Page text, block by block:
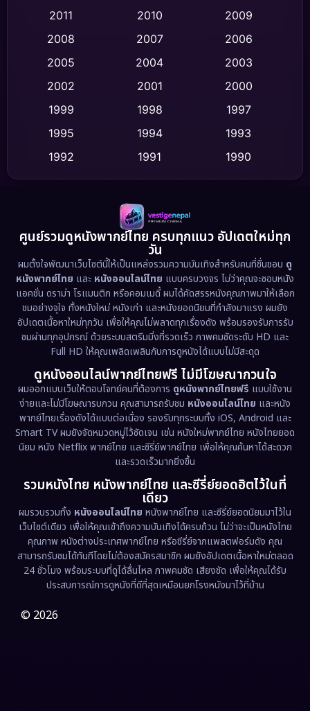
Crime อาชญากรรม (520)
Cult Film
Dance เต้น (10)
Detective สืบสวน (75)
Disaster (13)
Disney+ (5)
Documentary สารคดี (93)
Drama ดราม่า (1,486)
Dystopian (17)
Emotional (61)
Epic มหากาพย์ (221)
Erotic (36)
Family ครอบครัว (369)
Fantasy จินตนาการ (331)
Fiction (9)
Film (57)
Gothic
2011
2010
2009
2008
2007
2006
2005
2004
2003
2002
2001
2000
1999
1998
1997
1995
1994
1993
1992
1991
1990
1989
1988
1986
1983
1978
1974
1962
ศูนย์รวมดูหนังพากย์ไทย ครบทุกแนว อัปเดตใหม่ทุก
วัน
ผมตั้งใจพัฒนาเว็บไซต์นี้ให้เป็นแหล่งรวมความบันเทิงสำหรับคนที่ชื่นชอบ ดู
หนังพากย์ไทย และ หนังออนไลน์ไทย แบบครบวงจร ไม่ว่าคุณจะชอบหนัง
แอคชั่น ดราม่า โรแมนติก หรือคอมเมดี้ ผมได้คัดสรรหนังคุณภาพมาให้เลือก
ชมอย่างจุใจ ทั้งหนังใหม่ หนังเก่า และหนังยอดนิยมที่กำลังมาแรง ผมยัง
อัปเดตเนื้อหาใหม่ทุกวัน เพื่อให้คุณไม่พลาดทุกเรื่องดัง พร้อมรองรับการรับ
ชมผ่านทุกอุปกรณ์ ด้วยระบบสตรีมมิ่งที่รวดเร็ว ภาพคมชัดระดับ HD และ
Full HD ให้คุณเพลิดเพลินกับการดูหนังได้แบบไม่มีสะดุด
ดูหนังออนไลน์พากย์ไทยฟรี ไม่มีโฆษณากวนใจ
ผมออกแบบเว็บให้ตอบโจทย์คนที่ต้องการ ดูหนังพากย์ไทยฟรี แบบใช้งาน
ง่ายและไม่มีโฆษณารบกวน คุณสามารถรับชม หนังออนไลน์ไทย และหนัง
พากย์ไทยเรื่องดังได้แบบต่อเนื่อง รองรับทุกระบบทั้ง iOS, Android และ
Smart TV ผมยังจัดหมวดหมู่ไว้ชัดเจน เช่น หนังใหม่พากย์ไทย หนังไทยยอด
นิยม หนัง Netflix พากย์ไทย และซีรี่ย์พากย์ไทย เพื่อให้คุณค้นหาได้สะดวก
และรวดเร็วมากยิ่งขึ้น
รวมหนังไทย หนังพากย์ไทย และซีรี่ย์ยอดฮิตไว้ในที่
เดียว
ผมรวบรวมทั้ง หนังออนไลน์ไทย หนังพากย์ไทย และซีรี่ย์ยอดนิยมมาไว้ใน
เว็บไซต์เดียว เพื่อให้คุณเข้าถึงความบันเทิงได้ครบถ้วน ไม่ว่าจะเป็นหนังไทย
คุณภาพ หนังต่างประเทศพากย์ไทย หรือซีรี่ย์จากแพลตฟอร์มดัง คุณ
สามารถรับชมได้ทันทีโดยไม่ต้องสมัครสมาชิก ผมยังอัปเดตเนื้อหาใหม่ตลอด
24 ชั่วโมง พร้อมระบบที่ดูได้ลื่นไหล ภาพคมชัด เสียงชัด เพื่อให้คุณได้รับ
ประสบการณ์การดูหนังที่ดีที่สุดเหมือนยกโรงหนังมาไว้ที่บ้าน
© 2026